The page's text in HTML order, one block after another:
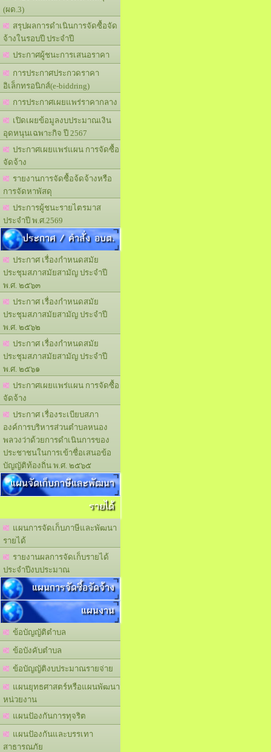
(ผด.3)
สรุปผลการดำเนินการจัดซื้อจัด
จ้างในรอบปี ประจำปี
ประกาศผู้ชนะการเสนอราคา
การประกาศประกวดราคา
อิเล็กทรอนิกส์(e-biddring)
การประกาศเผยแพร่ราคากลาง
เปิดเผยข้อมูลงบประมาณเงิน
อุดหนุนเฉพาะกิจ ปี 2567
ประกาศเผยแพร่แผน การจัดซื้อ
จัดจ้าง
รายงานการจัดซื้อจ้ดจ้างหรือ
การจัดหาพัสดุ
ประการผู้ชนะรายไตรมาส
ประจำปี พ.ศ.2569
ประกาศ / คำสั่ง อบต.
ประกาศ เรื่องกำหนดสมัย
ประชุมสภาสมัยสามัญ ประจำปี
พ.ศ. ๒๕๖๓
ประกาศ เรื่องกำหนดสมัย
ประชุมสภาสมัยสามัญ ประจำปี
พ.ศ. ๒๕๖๒
ประกาศ เรื่องกำหนดสมัย
ประชุมสภาสมัยสามัญ ประจำปี
พ.ศ. ๒๕๖๑
ประกาศเผยแพร่แผน การจัดซื้อ
จัดจ้าง
ประกาศ เรื่องระเบียบสภา
องค์การบริหารส่วนตำบลหนอง
พลวงว่าด้วยการดำเนินการของ
ประชาชนในการเข้าชื่อเสนอข้อ
บัญญัติท้องถิ่น พ.ศ. ๒๕๖๕
แผนจัดเก็บภาษีและพัฒนา
รายได้
แผนการจัดเก็บภาษีและพัฒนา
รายได้
รายงานผลการจัดเก็บรายได้
ประจำปีงบประมาณ
แผนการจัดซื้อจัดจ้าง
แผนงาน
ข้อบัญญัติตำบล
ข้อบังคับตำบล
ข้อบัญญัติงบประมาณรายจ่าย
แผนยุทธศาสตร์หรือแผนพัฒนา
หน่วยงาน
แผนปัองกันการทุจริต
แผนปัองกันและบรรเทา
สาธารณภัย